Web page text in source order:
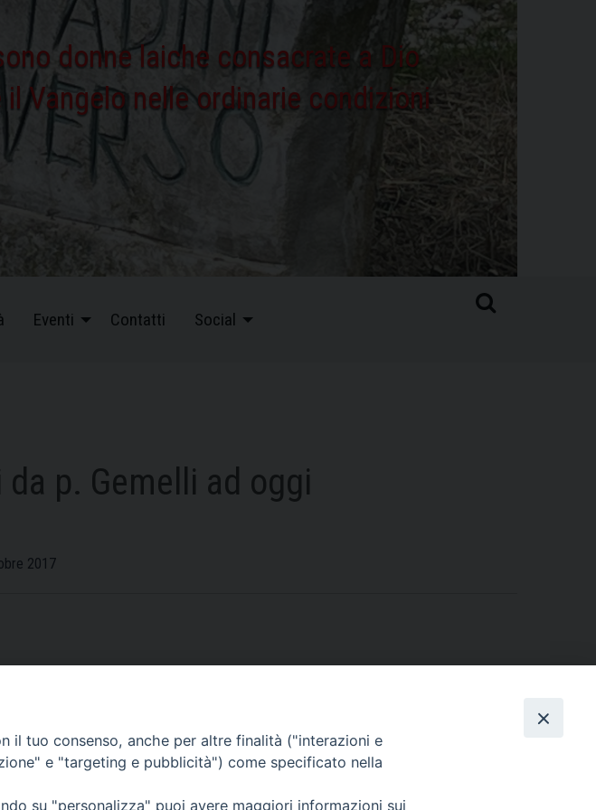
donne laiche consacrate a Dio
Vangelo nelle ordinarie condizioni
Eventi Contatti Social
p. Gemelli ad oggi
2017
il tuo consenso, anche per altre finalità ("interazioni e
e "targeting e pubblicità") come specificato nella
su "personalizza" puoi avere maggiori informazioni sui